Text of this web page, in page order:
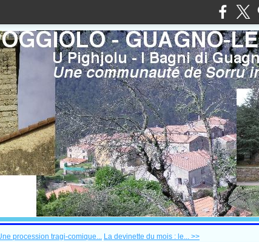
procession tragi-comique... La devinette du mois : le... >>